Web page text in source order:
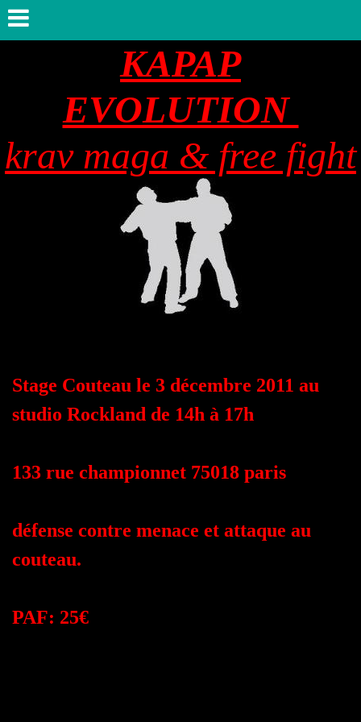
KAPAP
EVOLUTION
krav maga & free fight
Stage Couteau le 3 décembre 2011 au
studio Rockland de 14h à 17h
133 rue championnet 75018 paris
défense contre menace et attaque au
couteau.
PAF: 25€